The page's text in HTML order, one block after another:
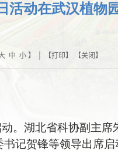
活动在武汉植物
中 小】 | 【打印】 【关闭】
。 湖北省科协副主席
书记贺锋等领导出席